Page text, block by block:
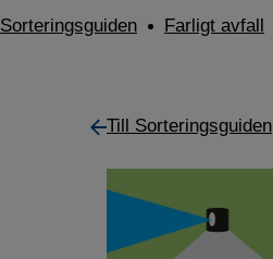
Sorteringsguiden Farligt avfall
Till Sorteringsguiden